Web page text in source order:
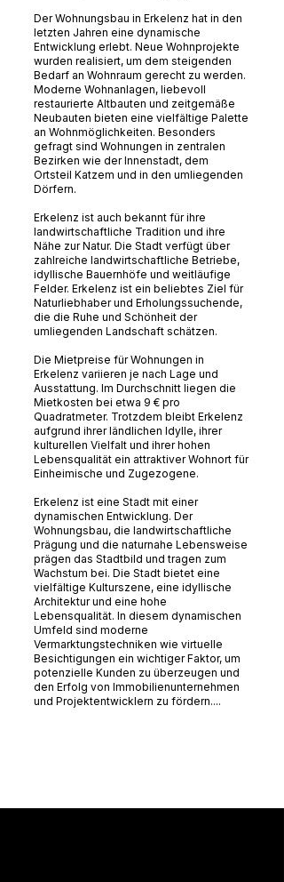
Der Wohnungsbau in Erkelenz hat in den
letzten Jahren eine dynamische
Entwicklung erlebt. Neue Wohnprojekte
wurden realisiert, um dem steigenden
Bedarf an Wohnraum gerecht zu werden.
Moderne Wohnanlagen, liebevoll
restaurierte Altbauten und zeitgemäße
Neubauten bieten eine vielfältige Palette
an Wohnmöglichkeiten. Besonders
gefragt sind Wohnungen in zentralen
Bezirken wie der Innenstadt, dem
Ortsteil Katzem und in den umliegenden
Dörfern.
Erkelenz ist auch bekannt für ihre
landwirtschaftliche Tradition und ihre
Nähe zur Natur. Die Stadt verfügt über
zahlreiche landwirtschaftliche Betriebe,
idyllische Bauernhöfe und weitläufige
Felder. Erkelenz ist ein beliebtes Ziel für
Naturliebhaber und Erholungssuchende,
die die Ruhe und Schönheit der
umliegenden Landschaft schätzen.
Die Mietpreise für Wohnungen in
Erkelenz variieren je nach Lage und
Ausstattung. Im Durchschnitt liegen die
Mietkosten bei etwa 9 € pro
Quadratmeter. Trotzdem bleibt Erkelenz
aufgrund ihrer ländlichen Idylle, ihrer
kulturellen Vielfalt und ihrer hohen
Lebensqualität ein attraktiver Wohnort für
Einheimische und Zugezogene.
Erkelenz ist eine Stadt mit einer
dynamischen Entwicklung. Der
Wohnungsbau, die landwirtschaftliche
Prägung und die naturnahe Lebensweise
prägen das Stadtbild und tragen zum
Wachstum bei. Die Stadt bietet eine
vielfältige Kulturszene, eine idyllische
Architektur und eine hohe
Lebensqualität. In diesem dynamischen
Umfeld sind moderne
Vermarktungstechniken wie virtuelle
Besichtigungen ein wichtiger Faktor, um
potenzielle Kunden zu überzeugen und
den Erfolg von Immobilienunternehmen
und Projektentwicklern zu fördern....